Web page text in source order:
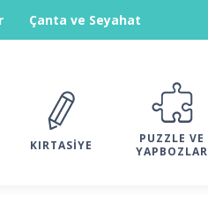
Çanta ve Seyahat
KIRTASIYE
PUZZLE VE
YAPBOZLAR